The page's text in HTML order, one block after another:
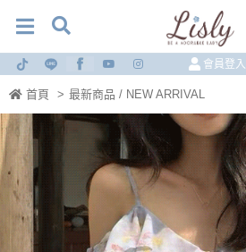
會員登入
首頁 > 最新商品 / NEW ARRIVAL